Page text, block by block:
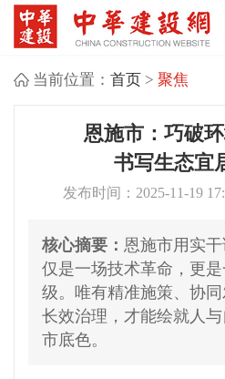
当前位置： 首页> 聚焦
恩施市：巧破
书写生态宜
发布时间：2025-11-19
核心摘要： 恩施市用实
仅是一场技术革命，更
级。唯有精准施策、协同
长效治理，才能绘就人
市底色。